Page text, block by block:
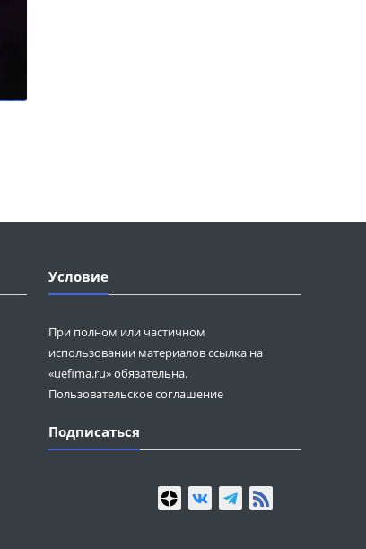
Условие
При полном или частичном
использовании материалов ссылка на
«uefima.ru» обязательна.
Пользовательское соглашение
Подписаться